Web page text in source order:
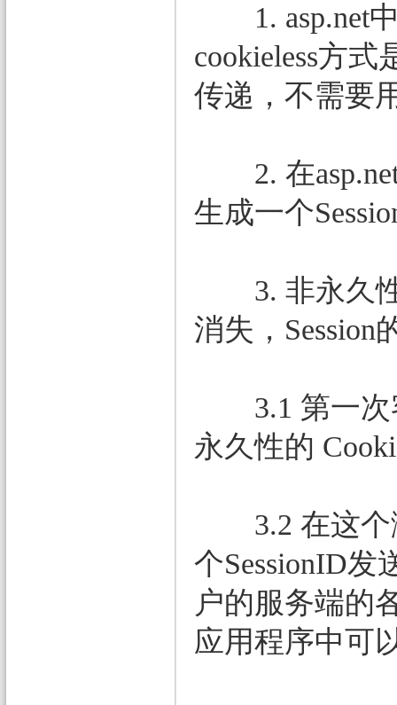
1. asp.net中
cookieless方
传递，不需要
2. 在asp.net
生成一个
3. 非永久性
消失，
3.1 第一次客
永久性的
3.2 在这个
个SessionID发
户的服务端的
应用程序中可